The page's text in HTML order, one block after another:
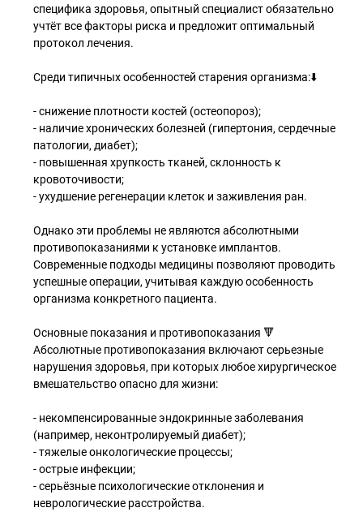
специфика здоровья, опытный специалист обязательно
учтёт все факторы риска и предложит оптимальный
протокол лечения.
Среди типичных особенностей старения организма:⬇️
- снижение плотности костей (остеопороз);
- наличие хронических болезней (гипертония, сердечные
патологии, диабет);
- повышенная хрупкость тканей, склонность к
кровоточивости;
- ухудшение регенерации клеток и заживления ран.
Однако эти проблемы не являются абсолютными
противопоказаниями к установке имплантов.
Современные подходы медицины позволяют проводить
успешные операции, учитывая каждую особенность
организма конкретного пациента.
Основные показания и противопоказания 🔻
Абсолютные противопоказания включают серьезные
нарушения здоровья, при которых любое хирургическое
вмешательство опасно для жизни:
- некомпенсированные эндокринные заболевания
(например, неконтролируемый диабет);
- тяжелые онкологические процессы;
- острые инфекции;
- серьёзные психологические отклонения и
неврологические расстройства.